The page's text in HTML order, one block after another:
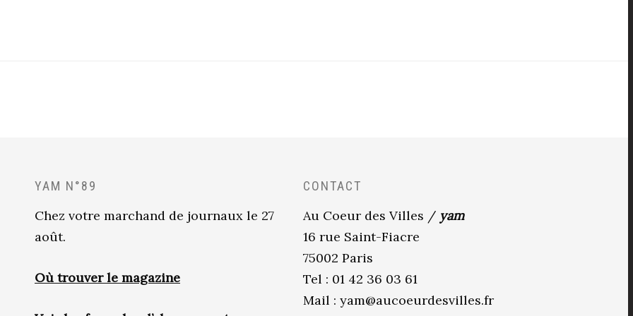
YAM N°89
Chez votre marchand de journaux le 27
août.
Où trouver le magazine
CONTACT
Au Coeur des Villes / yam
16 rue Saint-Fiacre
75002 Paris
Tel : 01 42 36 03 61
Mail : yam@aucoeurdesvilles.fr